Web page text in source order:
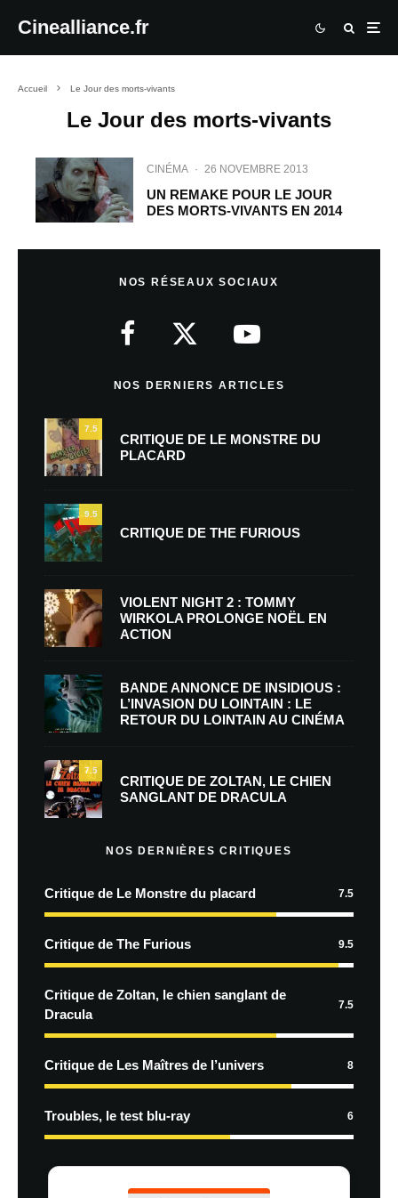
Cinealliance.fr
Accueil Le Jour des morts-vivants
Le Jour des morts-vivants
CINÉMA · 26 NOVEMBRE 2013
UN REMAKE POUR LE JOUR
DES MORTS-VIVANTS EN 2014
NOS RÉSEAUX SOCIAUX
NOS DERNIERS ARTICLES
7.5
CRITIQUE DE LE MONSTRE DU
PLACARD
9.5
CRITIQUE DE THE FURIOUS
VIOLENT NIGHT 2 : TOMMY
WIRKOLA PROLONGE NOËL EN
ACTION
BANDE ANNONCE DE INSIDIOUS :
L’INVASION DU LOINTAIN : LE
RETOUR DU LOINTAIN AU CINÉMA
7.5
CRITIQUE DE ZOLTAN, LE CHIEN
SANGLANT DE DRACULA
NOS DERNIÈRES CRITIQUES
Critique de Le Monstre du placard 7.5
Critique de The Furious 9.5
Critique de Zoltan, le chien sanglant de
Dracula
7.5
Critique de Les Maîtres de l’univers 8
Troubles, le test blu-ray 6